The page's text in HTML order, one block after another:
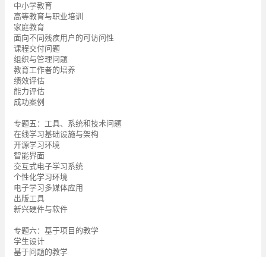
中小学教育
高等教育与职业培训
家庭教育
面向不同残疾用户的可访问性
课程交付问题
组织与管理问题
教育工作者的培养
绩效评估
能力评估
成功案例
专题五：工具、系统和技术问题
在线学习基础设施与架构
开源学习环境
智能界面
交互式电子学习系统
个性化学习环境
电子学习多媒体应用
出版工具
新兴硬件与软件
专题六：基于项目的教学
学生设计
基于问题的教学